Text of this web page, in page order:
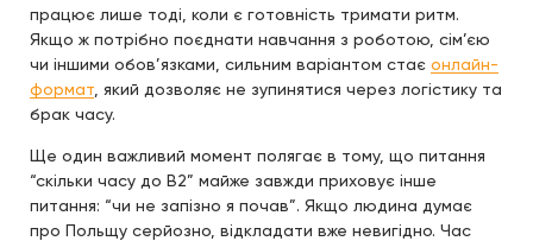
працює лише тоді, коли є готовність тримати ритм.
Якщо ж потрібно поєднати навчання з роботою, сім’єю
чи іншими обов’язками, сильним варіантом стає онлайн-
формат , який дозволяє не зупинятися через логістику та
брак часу.
Ще один важливий момент полягає в тому, що питання
“скільки часу до B2” майже завжди приховує інше
питання: “чи не запізно я почав”. Якщо людина думає
про Польщу серйозно, відкладати вже невигідно. Час